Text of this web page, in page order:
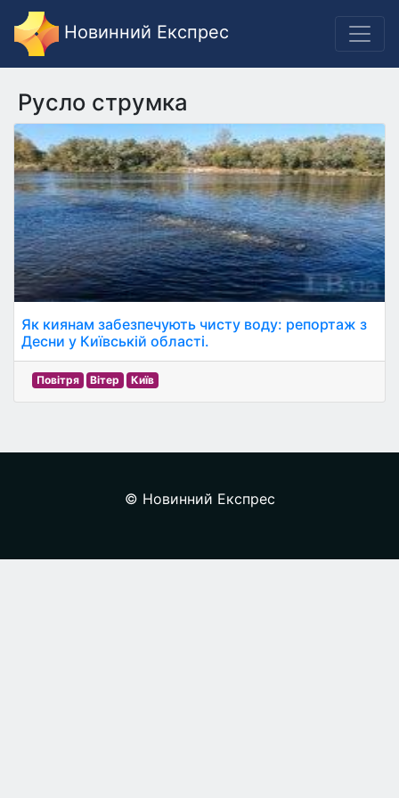
Новинний Експрес
Русло струмка
Як киянам забезпечують чисту воду: репортаж з
Десни у Київській області.
Повітря Вітер Київ
© Новинний Експрес